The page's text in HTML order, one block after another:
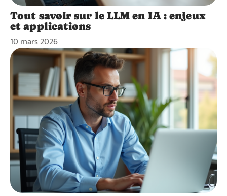
Tout savoir sur le LLM en IA : enjeux
et applications
10 mars 2026